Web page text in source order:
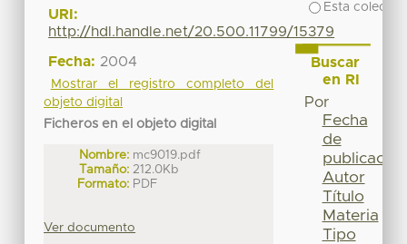
URI:
http://hdl.handle.net/20.500.11799/15379
Fecha: 2004
Mostrar el registro completo del
objeto digital
Ficheros en el objeto digital
Nombre: mc9019.pdf
Tamaño: 212.0Kb
Formato: PDF
Ver documento
Esta
Buscar
en RI
Por
Fecha
de
publicación
Autor
Título
Materia
Tipo